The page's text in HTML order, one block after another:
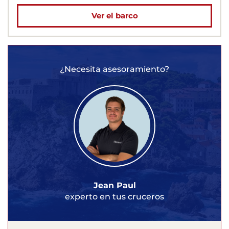
Ver el barco
¿Necesita asesoramiento?
Jean Paul
experto en tus cruceros